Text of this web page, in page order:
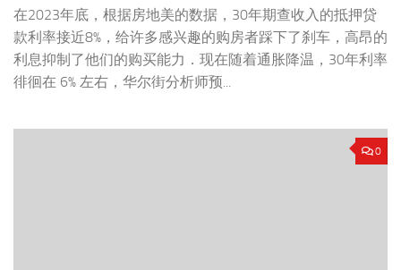
在2023年底，根据房地美的数据，30年期查收入的抵押贷
款利率接近8%，给许多感兴趣的购房者踩下了刹车，高昂的
利息抑制了他们的购买能力．现在随着通胀降温，30年利率
徘徊在 6% 左右，华尔街分析师预...
0